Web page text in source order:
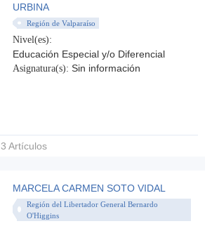
URBINA
Región de Valparaíso
Nivel(es):
Educación Especial y/o Diferencial
Asignatura(s): Sin información
3 Artículos
MARCELA CARMEN SOTO VIDAL
Región del Libertador General Bernardo
O'Higgins